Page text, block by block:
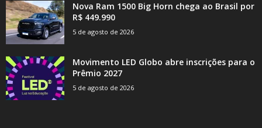
Nova Ram 1500 Big Horn chega ao Brasil por
R$ 449.990
5 de agosto de 2026
Movimento LED Globo abre inscrições para o
Prêmio 2027
5 de agosto de 2026